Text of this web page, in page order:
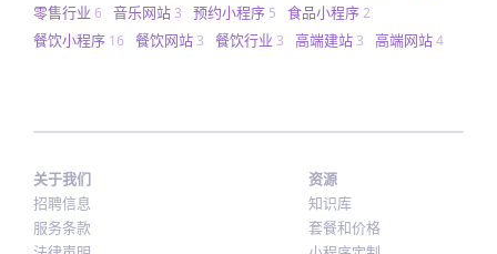
零售行业 6 音乐网站 3 预约小程序 5 食品小程序2
餐饮小程序 16 餐饮网站 3 餐饮行业 3 高端建站 3 高端网站4
关于我们
招聘信息
服务条款
资源
知识库
套餐和价格